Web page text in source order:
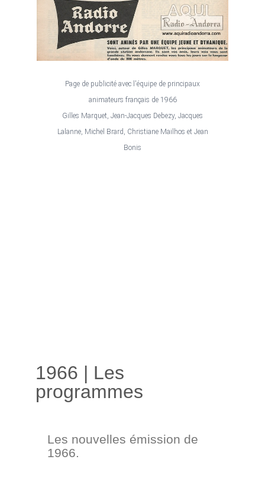
Page de publicité avec l'équipe de principaux
animateurs français de 1966
Gilles Marquet, Jean-Jacques Debezy, Jacques
Lalanne, Michel Brard, Christiane Mailhos et Jean
Bonis
1966 | Les
programmes
Les nouvelles émission de
1966.